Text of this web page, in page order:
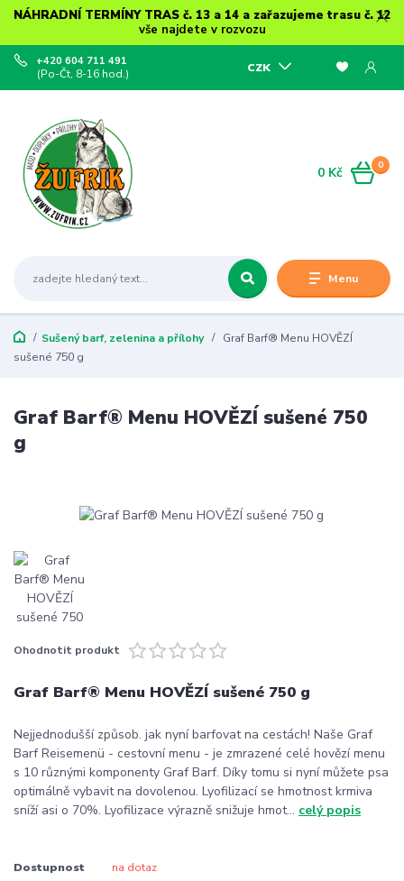
NÁHRADNÍ TERMÍNY TRAS č. 13 a 14 a zařazujeme trasu č. 12
vše najdete v rozvozu
Menu
CZK
+420 604 711 491
(Po-Čt, 8-16 hod.)
0
0 Kč
Sušený barf, zelenina a přílohy
Graf Barf® Menu HOVĚZÍ
sušené 750 g
Graf Barf® Menu HOVĚZÍ sušené 750
g
Ohodnotit produkt
Graf Barf® Menu HOVĚZÍ sušené 750 g
Nejjednodušší způsob. jak nyní barfovat na cestách! Naše Graf
Barf Reisemenü - cestovní menu - je zmrazené celé hovězí menu
s 10 různými komponenty Graf Barf. Díky tomu si nyní můžete psa
optimálně vybavit na dovolenou. Lyofilizací se hmotnost krmiva
sníží asi o 70%. Lyofilizace výrazně snižuje hmot... celý popis
Dostupnost na dotaz